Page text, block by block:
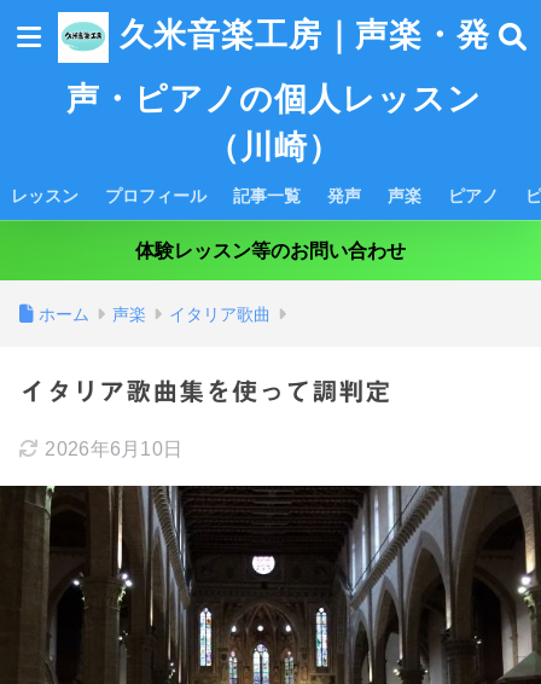
久米音楽工房｜声楽・発
声・ピアノの個人レッスン
（川崎）
レッスン プロフィール 記事一覧 発声 声楽 ピアノ
体験レッスン等のお問い合わせ
ホーム 声楽 イタリア歌曲
イタリア歌曲集を使って調判定
2026年6月10日